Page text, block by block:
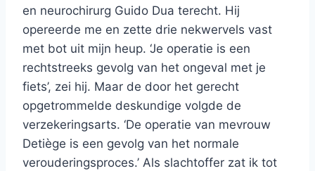
en neurochirurg Guido Dua terecht. Hij
opereerde me en zette drie nekwervels vast
met bot uit mijn heup. ‘Je operatie is een
rechtstreeks gevolg van het ongeval met je
fiets’, zei hij. Maar de door het gerecht
opgetrommelde deskundige volgde de
verzekeringsarts. ‘De operatie van mevrouw
Detiège is een gevolg van het normale
verouderingsproces.’ Als slachtoffer zat ik tot